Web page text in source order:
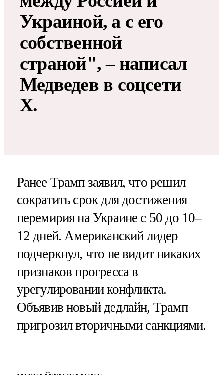
Украиной, а с его
собственной
страной", – написал
Медведев в соцсети
Х.
Ранее Трамп заявил, что решил
сократить срок для достижения
перемирия на Украине с 50 до 10–
12 дней. Американский лидер
подчеркнул, что не видит никаких
признаков прогресса в
урегулировании конфликта.
Объявив новый дедлайн, Трамп
пригрозил вторичными санкциями.